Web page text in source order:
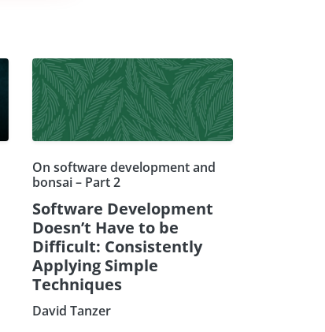
On software development and
bonsai – Part 2
Software Development
Doesn’t Have to be
Difficult: Consistently
Applying Simple
Techniques
David Tanzer